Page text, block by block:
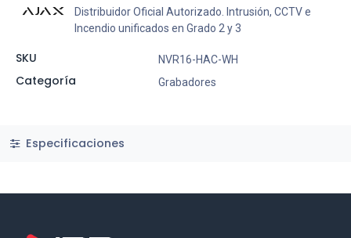
Distribuidor Oficial Autorizado. Intrusión, CCTV e
Incendio unificados en Grado 2 y 3
SKU NVR16-HAC-WH
Categoría Grabadores
Especificaciones